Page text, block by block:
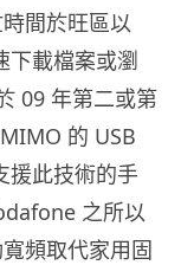
間於旺區以
下載檔案或瀏
09 年第二或第
的 USB
援此技術的手
之所以
頻取代家用固